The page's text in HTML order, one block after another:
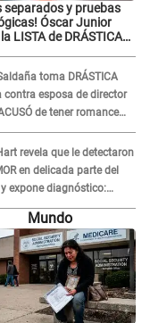
separados y pruebas
Óscar Junior
LISTA de DRÁSTICAS
toma DRÁSTICA
contra esposa de director
de tener romance
triste..."
revela que le detectaron
en delicada parte del
expone diagnóstico:
muy fuertes..."
Mundo